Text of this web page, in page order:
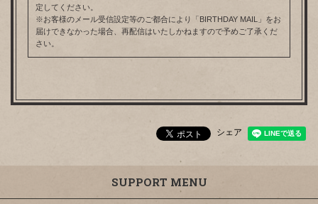
定してください。
※お客様のメール受信設定等のご都合により「BIRTHDAY MAIL」をお
届けできなかった場合、再配信はいたしかねますので予めご了承くだ
さい。
シェア
SUPPORT MENU